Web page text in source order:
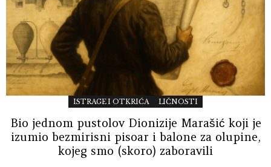
ISTRAGE I OTKRIĆA LIČNOSTI
Bio jednom pustolov Dionizije Marašić koji je
izumio bezmirisni pisoar i balone za olupine,
kojeg smo (skoro) zaboravili